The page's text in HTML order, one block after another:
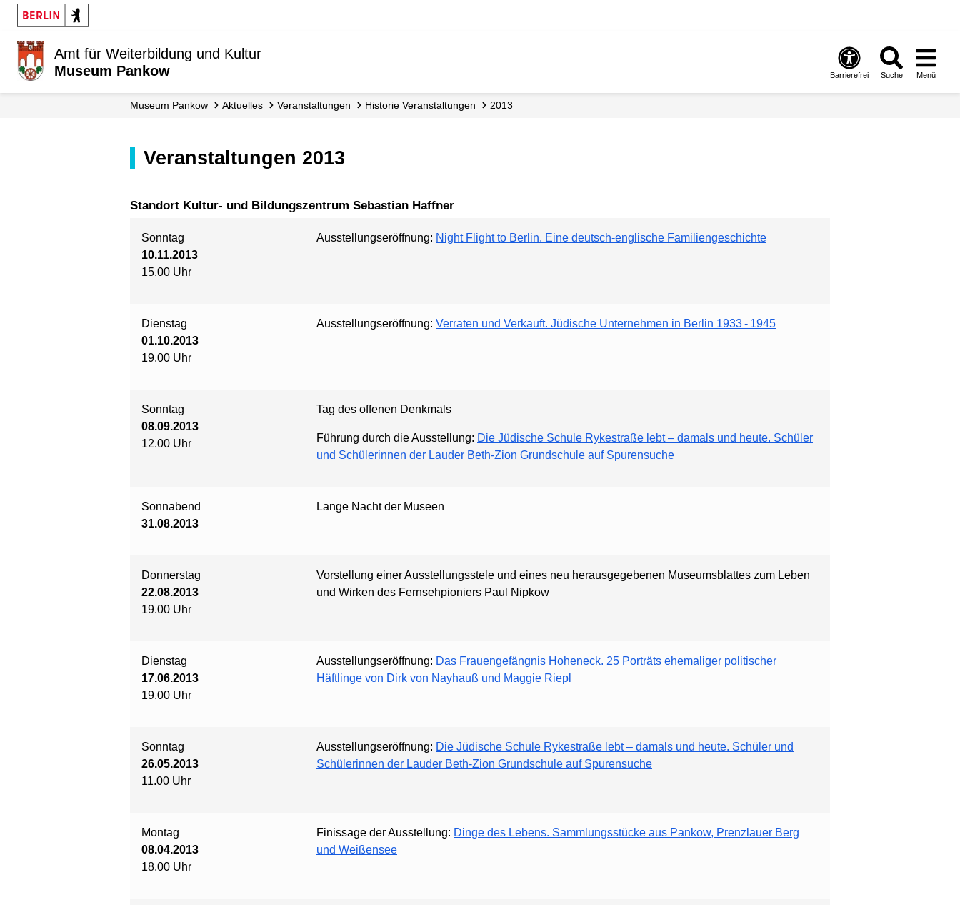
Amt für Weiterbildung und Kultur
Museum Pankow
Barrierefrei Suche Menü
Museum Pankow Aktuelles Veranstaltungen Historie Veranstaltungen 2013
Veranstaltungen 2013
Standort Kultur- und Bildungszentrum Sebastian Haffner
Sonntag
10.11.2013
15.00 Uhr
Ausstellungseröffnung: Night Flight to Berlin. Eine deutsch-englische Familiengeschichte
Dienstag
01.10.2013
19.00 Uhr
Ausstellungseröffnung: Verraten und Verkauft. Jüdische Unternehmen in Berlin 1933 - 1945
Sonntag
08.09.2013
12.00 Uhr
Tag des offenen Denkmals
Führung durch die Ausstellung: Die Jüdische Schule Rykestraße lebt – damals und heute. Schüler
und Schülerinnen der Lauder Beth-Zion Grundschule auf Spurensuche
Sonnabend
31.08.2013
Lange Nacht der Museen
Donnerstag
22.08.2013
19.00 Uhr
Vorstellung einer Ausstellungsstele und eines neu heraus­gegebenen Museumsblattes zum Leben
und Wirken des Fernsehpioniers Paul Nipkow
Dienstag
17.06.2013
19.00 Uhr
Ausstellungseröffnung: Das Frauengefängnis Hoheneck. 25 Porträts ehemaliger politischer
Häftlinge von Dirk von Nayhauß und Maggie Riepl
Sonntag
26.05.2013
11.00 Uhr
Ausstellungseröffnung: Die Jüdische Schule Rykestraße lebt – damals und heute. Schüler und
Schülerinnen der Lauder Beth-Zion Grundschule auf Spurensuche
Montag
08.04.2013
18.00 Uhr
Finissage der Ausstellung: Dinge des Lebens. Sammlungsstücke aus Pankow, Prenzlauer Berg
und Weißensee